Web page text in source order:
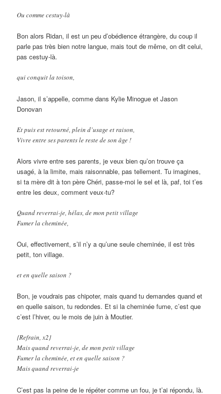
Ou comme cestuy-là
Bon alors Ridan, il est un peu d’obédience étrangère, du coup il
parle pas très bien notre langue, mais tout de même, on dit celui,
pas cestuy-là.
qui conquit la toison,
Jason, il s’appelle, comme dans Kylie Minogue et Jason
Donovan
Et puis est retourné, plein d’usage et raison,
Vivre entre ses parents le reste de son âge !
Alors vivre entre ses parents, je veux bien qu’on trouve ça
usagé, à la limite, mais raisonnable, pas tellement. Tu imagines,
si ta mère dit à ton père Chéri, passe-moi le sel et là, paf, toi t’es
entre les deux, comment veux-tu?
Quand reverrai-je, hélas, de mon petit village
Fumer la cheminée,
Oui, effectivement, s’il n’y a qu’une seule cheminée, il est très
petit, ton village.
et en quelle saison ?
Bon, je voudrais pas chipoter, mais quand tu demandes quand et
en quelle saison, tu redondes. Et si la cheminée fume, c’est que
c’est l’hiver, ou le mois de juin à Moutier.
{Refrain, x2}
Mais quand reverrai-je, de mon petit village
Fumer la cheminée, et en quelle saison ?
Mais quand reverrai-je
C’est pas la peine de le répéter comme un fou, je t’ai répondu, là.